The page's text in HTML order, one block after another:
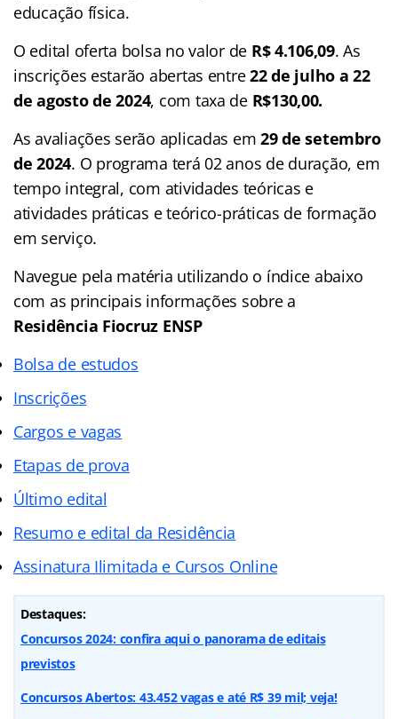
educação física.
O edital oferta bolsa no valor de R$ 4.106,09. As
inscrições estarão abertas entre22 de julho a 22
de agosto de 2024, com taxa de R$130,00.
As avaliações serão aplicadas em29 de setembro
de 2024. O programa terá 02 anos de duração, em
tempo integral, com atividades teóricas e
atividades práticas e teórico-práticas de formação
em serviço.
Navegue pela matéria utilizando o índice abaixo
com as principais informações sobre a
Residência Fiocruz ENSP
Bolsa de estudos
Inscrições
Cargos e vagas
Etapas de prova
Último edital
Resumo e edital da Residência
Assinatura Ilimitada e Cursos Online
Destaques:
Concursos 2024: confira aqui o panorama de editais
previstos
Concursos Abertos: 43.452 vagas e até R$ 39 mil; veja!